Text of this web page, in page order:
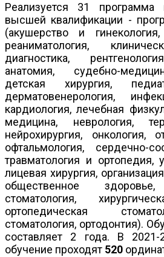
Реализуется 31 программа
высшей квалификации -
(акушерство и
реаниматология,
диагностика,
анатомия, судебно-
детская хирургия,
дерматовенерология,
кардиология, лечебная
медицина, неврология,
нейрохирургия, онкология,
офтальмология, сердечно-
травматология и ортопедия,
лицевая хирургия,
общественное здоровье,
стоматология,
ортопедическая
стоматология, ортодонтия).
составляет 2 года. В
обучение проходят 520